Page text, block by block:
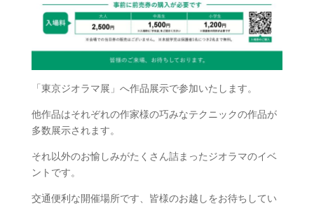
「東京ジオラマ展」へ作品展示で参加いたします。
他作品はそれぞれの作家様の巧みなテクニックの作品が
多数展示されます。
それ以外のお愉しみがたくさん詰まったジオラマのイベ
ントです。
交通便利な開催場所です、皆様のお越しをお待ちしてい